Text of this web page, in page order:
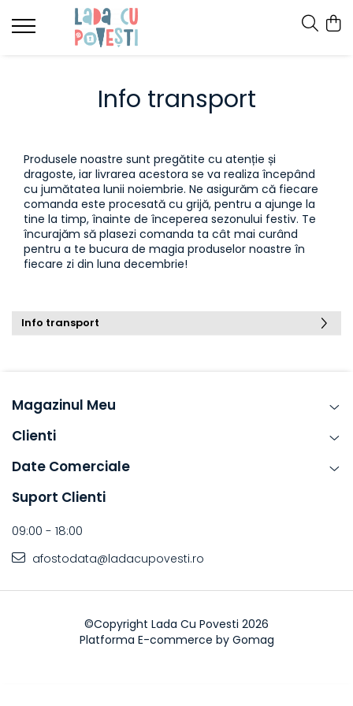
Info transport
Produsele noastre sunt pregătite cu atenție și
dragoste, iar livrarea acestora se va realiza începând
cu jumătatea lunii noiembrie. Ne asigurăm că fiecare
comanda este procesată cu grijă, pentru a ajunge la
tine la timp, înainte de începerea sezonului festiv. Te
încurajăm să plasezi comanda ta cât mai curând
pentru a te bucura de magia produselor noastre în
fiecare zi din luna decembrie!
Info transport
Magazinul Meu
Clienti
Date Comerciale
Suport Clienti
09:00 - 18:00
afostodata@ladacupovesti.ro
©Copyright Lada Cu Povesti 2026
Platforma E-commerce by Gomag